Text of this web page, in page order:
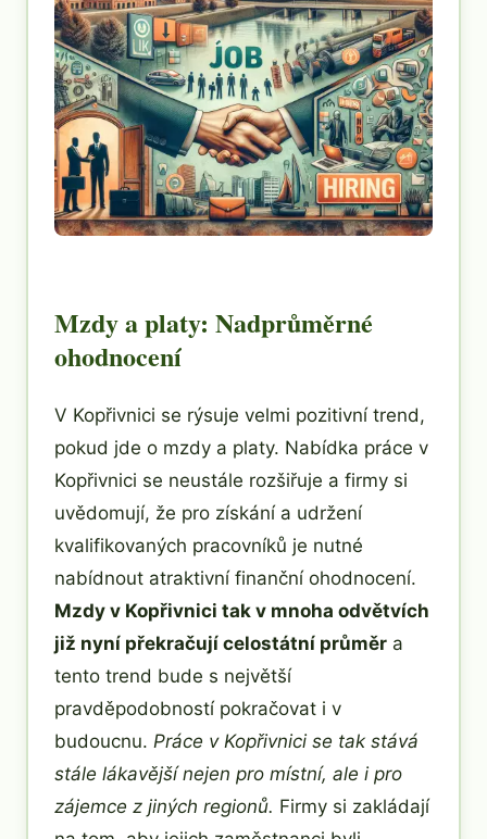
Mzdy a platy: Nadprůměrné
ohodnocení
V Kopřivnici se rýsuje velmi pozitivní trend,
pokud jde o mzdy a platy. Nabídka práce v
Kopřivnici se neustále rozšiřuje a firmy si
uvědomují, že pro získání a udržení
kvalifikovaných pracovníků je nutné
nabídnout atraktivní finanční ohodnocení.
Mzdy v Kopřivnici tak v mnoha odvětvích
již nyní překračují celostátní průměr a
tento trend bude s největší
pravděpodobností pokračovat i v
budoucnu. Práce v Kopřivnici se tak stává
stále lákavější nejen pro místní, ale i pro
zájemce z jiných regionů. Firmy si zakládají